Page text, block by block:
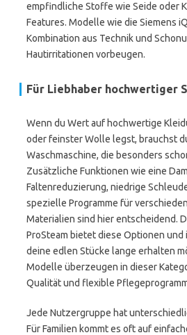
empfindliche Stoffe wie Seide oder
Features. Modelle wie die Siemens
Kombination aus Technik und
Hautirritationen vorbeugen.
Für Liebhaber hochwertiger
Wenn du Wert auf hochwertige
oder feinster Wolle legst, brauchst
Waschmaschine, die besonders
Zusätzliche Funktionen wie eine
Faltenreduzierung, niedrige
spezielle Programme für
Materialien sind hier entscheidend.
ProSteam bietet diese Optionen und
deine edlen Stücke lange erhalten
Modelle überzeugen in dieser
Qualität und flexible
Jede Nutzergruppe hat
Für Familien kommt es oft auf